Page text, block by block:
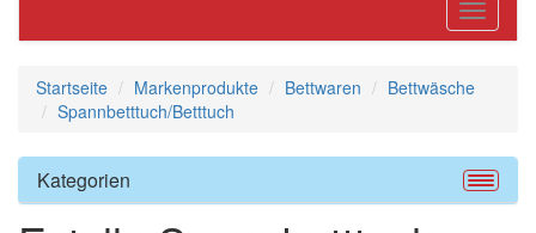
Toggle
Startseite Markenprodukte Bettwaren
Bettwäsche
Spannbetttuch/Betttuch
Kategorien